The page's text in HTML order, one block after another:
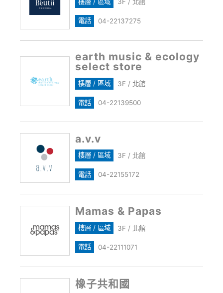
電話 04-22137275
earth music & ecology
select store
樓層 / 區域 3F / 北館
電話 04-22139500
a.v.v
樓層 / 區域 3F / 北館
電話 04-22155172
Mamas & Papas
樓層 / 區域 3F / 北館
電話 04-22111071
橡子共和國